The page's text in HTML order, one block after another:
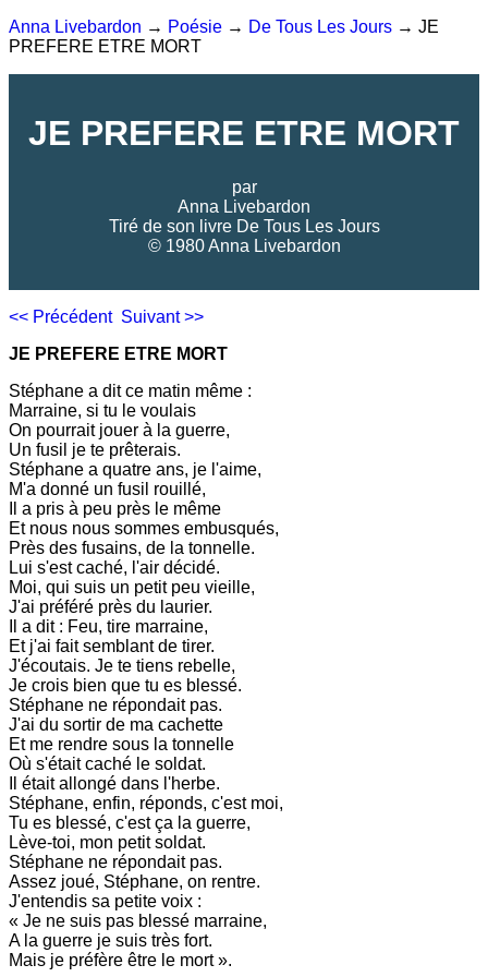
Anna Livebardon → Poésie → De Tous Les Jours → JE
PREFERE ETRE MORT
JE PREFERE ETRE MORT
par
Anna Livebardon
Tiré de son livre De Tous Les Jours
© 1980 Anna Livebardon
<< Précédent Suivant >>
JE PREFERE ETRE MORT
Stéphane a dit ce matin même :
Marraine, si tu le voulais
On pourrait jouer à la guerre,
Un fusil je te prêterais.
Stéphane a quatre ans, je l'aime,
M'a donné un fusil rouillé,
Il a pris à peu près le même
Et nous nous sommes embusqués,
Près des fusains, de la tonnelle.
Lui s'est caché, l'air décidé.
Moi, qui suis un petit peu vieille,
J'ai préféré près du laurier.
Il a dit : Feu, tire marraine,
Et j'ai fait semblant de tirer.
J'écoutais. Je te tiens rebelle,
Je crois bien que tu es blessé.
Stéphane ne répondait pas.
J'ai du sortir de ma cachette
Et me rendre sous la tonnelle
Où s'était caché le soldat.
Il était allongé dans l'herbe.
Stéphane, enfin, réponds, c'est moi,
Tu es blessé, c'est ça la guerre,
Lève-toi, mon petit soldat.
Stéphane ne répondait pas.
Assez joué, Stéphane, on rentre.
J'entendis sa petite voix :
« Je ne suis pas blessé marraine,
A la guerre je suis très fort.
Mais je préfère être le mort ».